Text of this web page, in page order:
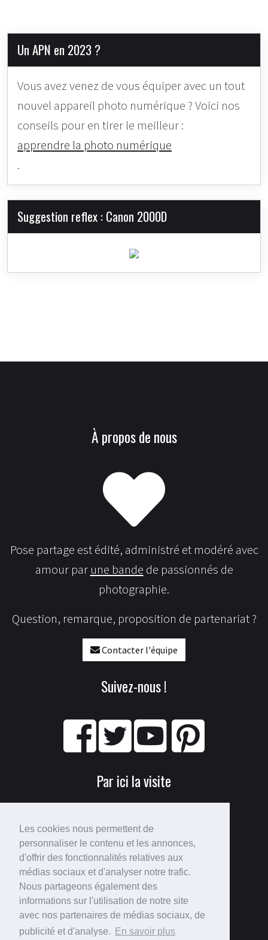
Les cookies nous permettent de
personnaliser le contenu et les annonces,
d'offrir des fonctionnalités relatives aux
médias sociaux et d'analyser notre trafic.
Nous partageons également des
informations sur l'utilisation de notre site
avec nos partenaires de médias sociaux, de
publicité et d'analyse.
En savoir plus
Un APN en 2023 ?
Vous avez venez de vous équiper avec un tout
nouvel appareil photo numérique ? Voici nos
conseils pour en tirer le meilleur :
apprendre la photo numérique
.
Suggestion reflex : Canon 2000D
À propos de nous
Pose partage est édité, administré et modéré avec
amour par une bande de passionnés de
photographie.
Question, remarque, proposition de partenariat ?
Contacter l'équipe
Suivez-nous !
Par ici la visite
Perdu ?
Voici le plan du site!